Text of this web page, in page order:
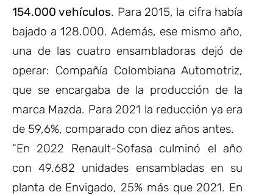
154.000 vehículos. Para 2015, la cifra había
bajado a 128.000. Además, ese mismo año,
una de las cuatro ensambladoras dejó de
operar: Compañía Colombiana Automotriz,
que se encargaba de la producción de la
marca Mazda. Para 2021 la reducción ya era
de 59,6%, comparado con diez años antes.
“En 2022 Renault-Sofasa culminó el año
con 49.682 unidades ensambladas en su
planta de Envigado, 25% más que 2021. En